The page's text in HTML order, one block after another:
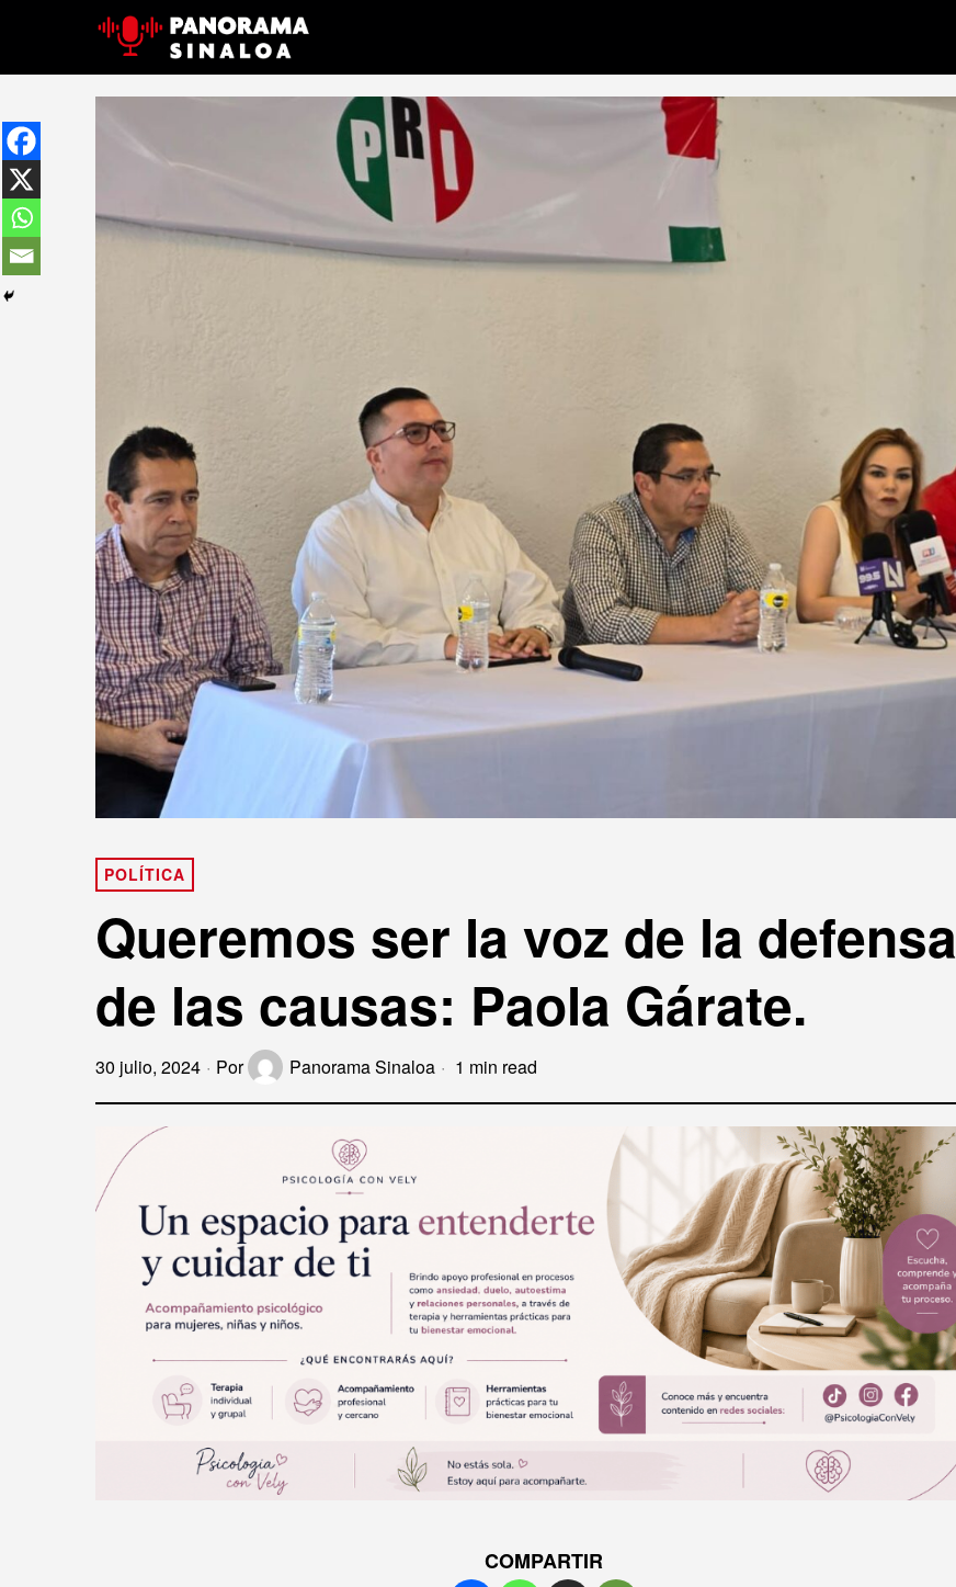
POLÍTICA
Queremos ser la voz de la defensa
de las causas: Paola Gárate.
30 julio, 2024 Por Panorama Sinaloa 1 min read
COMPARTIR